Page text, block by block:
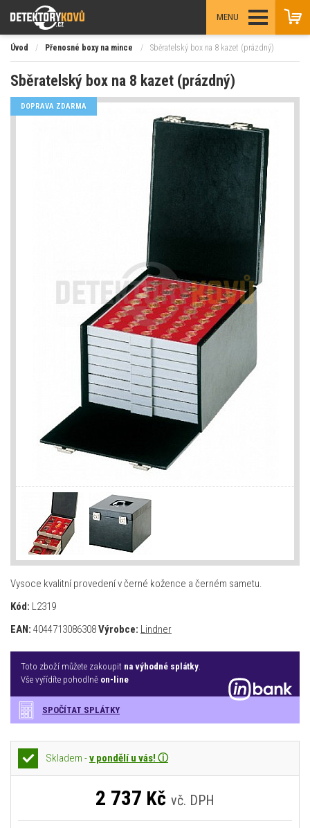
MENU
Úvod / Přenosné boxy na mince / Sběratelský box na 8 kazet (prázdný)
Sběratelský box na 8 kazet (prázdný)
DOPRAVA ZDARMA
Vysoce kvalitní provedení v černé kožence a černém sametu.
Kód: L2319
EAN: 4044713086308Výrobce: Lindner
Toto zboží můžete zakoupit na výhodné splátky.
Vše vyřídíte pohodlně on-line
SPOČÍTAT SPLÁTKY
Skladem -v pondělí u vás! ⓘ
2 737 Kč vč. DPH